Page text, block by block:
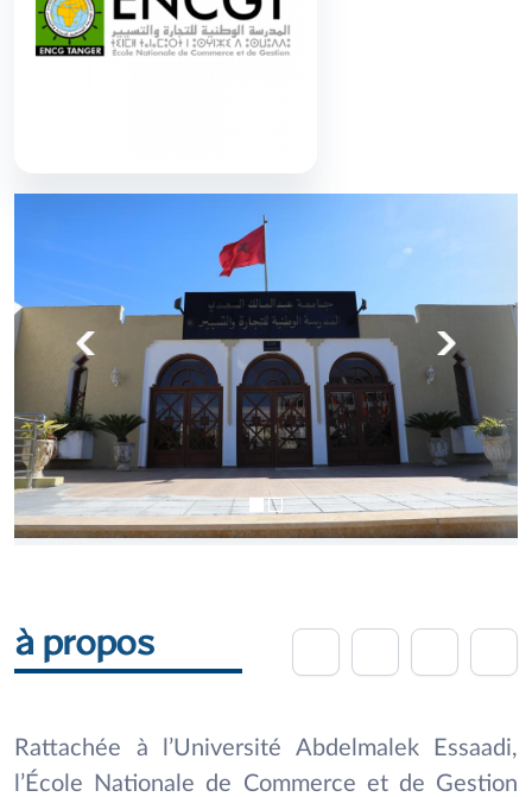
à propos
Rattachée à l’Université Abdelmalek Essaadi,
l’École Nationale de Commerce et de Gestion